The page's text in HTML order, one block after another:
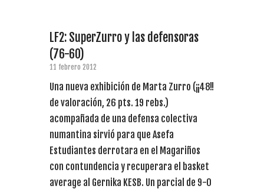
LF2: SuperZurro y las defensoras
(76-60)
11 febrero 2012
Una nueva exhibición de Marta Zurro (¡¡48!!
de valoración, 26 pts. 19 rebs.)
acompañada de una defensa colectiva
numantina sirvió para que Asefa
Estudiantes derrotara en el Magariños
con contundencia y recuperara el basket
average al Gernika KESB. Un parcial de 9-0